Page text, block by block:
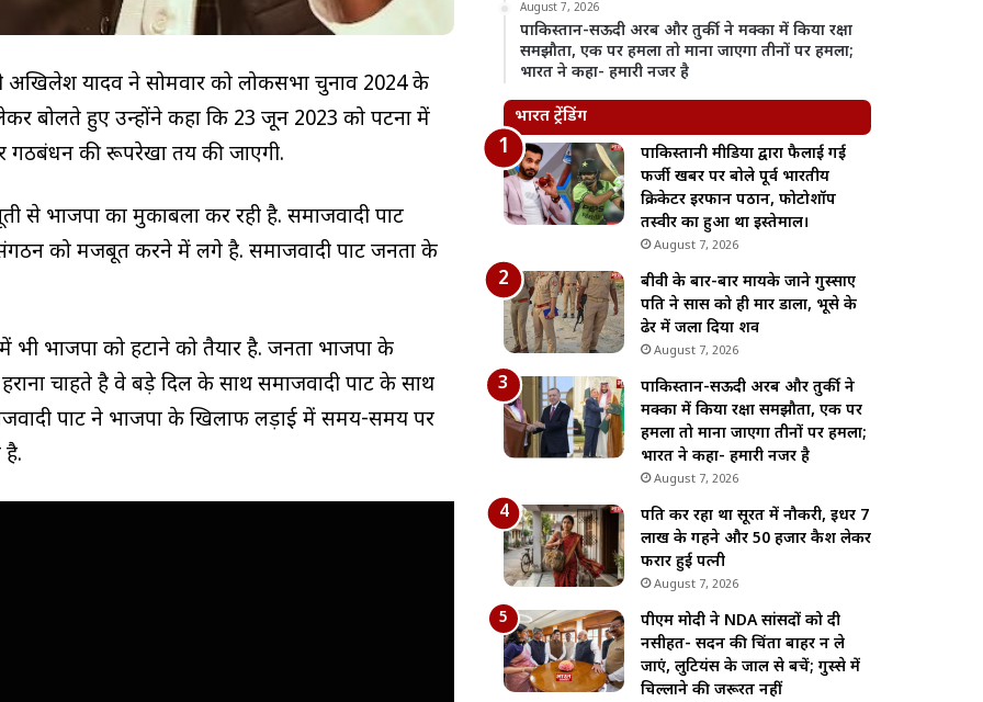
अखिलेश यादव ने सोमवार को लोकसभा चुनाव 2024 के
बोलते हुए उन्होंने कहा कि 23 जून 2023 को पटना में
गठबंधन की रूपरेखा तय की जाएगी.
से भाजपा का मुकाबला कर रही है. समाजवादी पार्टी
को मजबूत करने में लगे है. समाजवादी पार्टी जनता के
भाजपा को हटाने को तैयार है. जनता भाजपा के
चाहते है वे बड़े दिल के साथ समाजवादी पार्टी के साथ
पार्टी ने भाजपा के खिलाफ लड़ाई में समय-समय पर
है.
August 7, 2026
पाकिस्तान-सऊदी अरब और तुर्की ने मक्का में किया रक्षा
समझौता, एक पर हमला तो माना जाएगा तीनों पर हमला;
भारत ने कहा- हमारी नजर है
भारत ट्रेंडिंग
पाकिस्तानी मीडिया द्वारा फैलाई गई
फर्जी खबर पर बोले पूर्व भारतीय
क्रिकेटर इरफान पठान, फोटोशॉप
तस्वीर का हुआ था इस्तेमाल।
August 7, 2026
बीवी के बार-बार मायके जाने गुस्साए
पति ने सास को ही मार डाला, भूसे के
ढेर में जला दिया शव
August 7, 2026
पाकिस्तान-सऊदी अरब और तुर्की ने
मक्का में किया रक्षा समझौता, एक पर
हमला तो माना जाएगा तीनों पर हमला;
भारत ने कहा- हमारी नजर है
August 7, 2026
पति कर रहा था सूरत में नौकरी, इधर 7
लाख के गहने और 50 हजार कैश लेकर
फरार हुई पत्नी
August 7, 2026
पीएम मोदी ने NDA सांसदों को दी
नसीहत- सदन की चिंता बाहर न ले
जाएं, लुटियंस के जाल से बचें; गुस्से में
चिल्लाने की जरूरत नहीं